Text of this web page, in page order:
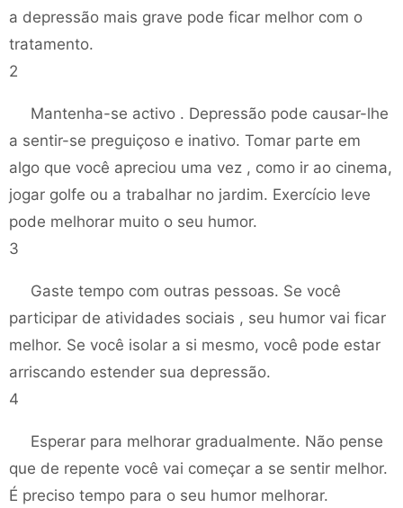
a depressão mais grave pode ficar melhor com o
tratamento.
2
Mantenha-se activo . Depressão pode causar-lhe
a sentir-se preguiçoso e inativo. Tomar parte em
algo que você apreciou uma vez , como ir ao cinema,
jogar golfe ou a trabalhar no jardim. Exercício leve
pode melhorar muito o seu humor.
3
Gaste tempo com outras pessoas. Se você
participar de atividades sociais , seu humor vai ficar
melhor. Se você isolar a si mesmo, você pode estar
arriscando estender sua depressão.
4
Esperar para melhorar gradualmente. Não pense
que de repente você vai começar a se sentir melhor.
É preciso tempo para o seu humor melhorar.